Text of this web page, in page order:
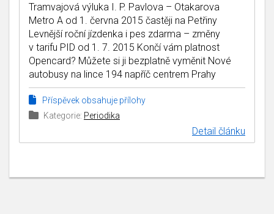
Tramvajová výluka I. P. Pavlova – Otakarova
Metro A od 1. června 2015 častěji na Petřiny
Levnější roční jízdenka i pes zdarma – změny
v tarifu PID od 1. 7. 2015 Končí vám platnost
Opencard? Můžete si ji bezplatně vyměnit Nové
autobusy na lince 194 napříč centrem Prahy
Příspěvek obsahuje přílohy
Kategorie: Periodika
Detail článku